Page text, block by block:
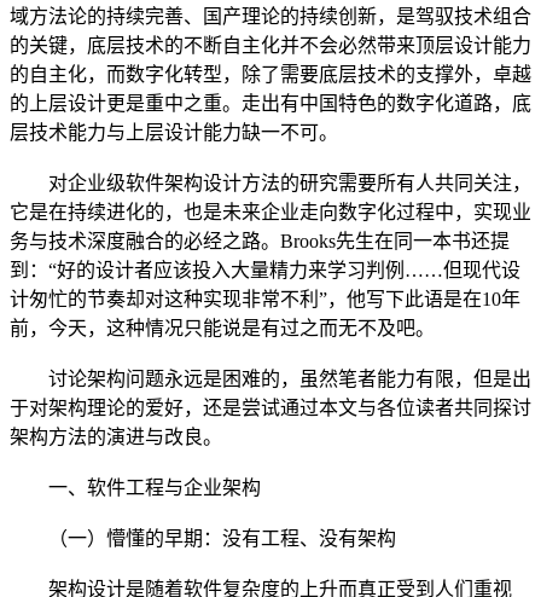
域方法论的持续完善、国产理论的持续创新，是驾驭技术组合
的关键，底层技术的不断自主化并不会必然带来顶层设计能力
的自主化，而数字化转型，除了需要底层技术的支撑外，卓越
的上层设计更是重中之重。走出有中国特色的数字化道路，底
层技术能力与上层设计能力缺一不可。
对企业级软件架构设计方法的研究需要所有人共同关注，
它是在持续进化的，也是未来企业走向数字化过程中，实现业
务与技术深度融合的必经之路。Brooks先生在同一本书还提
到：“好的设计者应该投入大量精力来学习判例……但现代设
计匆忙的节奏却对这种实现非常不利”，他写下此语是在10年
前，今天，这种情况只能说是有过之而无不及吧。
讨论架构问题永远是困难的，虽然笔者能力有限，但是出
于对架构理论的爱好，还是尝试通过本文与各位读者共同探讨
架构方法的演进与改良。
一、软件工程与企业架构
（一）懵懂的早期：没有工程、没有架构
架构设计是随着软件复杂度的上升而真正受到人们重视